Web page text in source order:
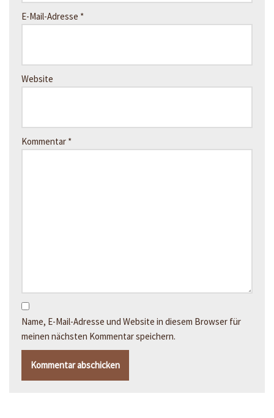
E-Mail-Adresse *
Website
Kommentar *
Name, E-Mail-Adresse und Website in diesem Browser für
meinen nächsten Kommentar speichern.